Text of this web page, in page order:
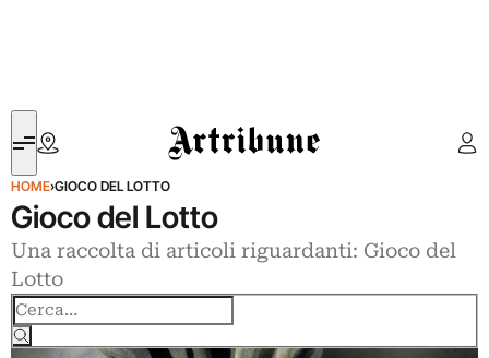
Artribune
HOME›GIOCO DEL LOTTO
Gioco del Lotto
Una raccolta di articoli riguardanti: Gioco del
Lotto